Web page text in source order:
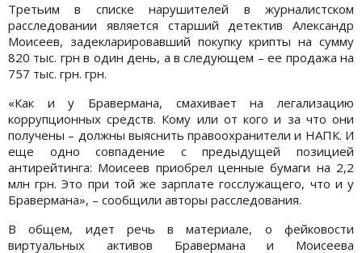
Третьим в списке нарушителей в журналистском
расследовании является старший детектив Александр
Моисеев, задекларировавший покупку крипты на сумму
820 тыс. грн в один день, а в следующем – ее продажа на
757 тыс. грн. грн.
«Как и у Бравермана, смахивает на легализацию
коррупционных средств. Кому или от кого и за что они
получены – должны выяснить правоохранители и НАПК. И
еще одно совпадение с предыдущей позицией
антирейтинга: Моисеев приобрел ценные бумаги на 2,2
млн грн. Это при той же зарплате госслужащего, что и у
Бравермана», – сообщили авторы расследования.
В общем, идет речь в материале, о фейковости
виртуальных активов Бравермана и Моисеева